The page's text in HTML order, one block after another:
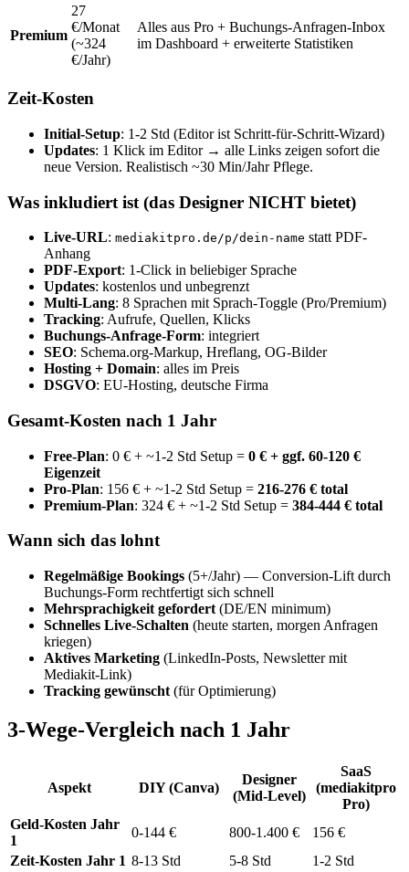
Premium
27
€/Monat
(~324
€/Jahr)
Alles aus Pro + Buchungs-Anfragen-Inbox
im Dashboard + erweiterte Statistiken
Zeit-Kosten
Initial-Setup: 1-2 Std (Editor ist Schritt-für-Schritt-Wizard)
Updates: 1 Klick im Editor → alle Links zeigen sofort die
neue Version. Realistisch ~30 Min/Jahr Pflege.
Was inkludiert ist (das Designer NICHT bietet)
Live-URL: mediakitpro.de/p/dein-name statt PDF-
Anhang
PDF-Export: 1-Click in beliebiger Sprache
Updates: kostenlos und unbegrenzt
Multi-Lang: 8 Sprachen mit Sprach-Toggle (Pro/Premium)
Tracking: Aufrufe, Quellen, Klicks
Buchungs-Anfrage-Form: integriert
SEO: Schema.org-Markup, Hreflang, OG-Bilder
Hosting + Domain: alles im Preis
DSGVO: EU-Hosting, deutsche Firma
Gesamt-Kosten nach 1 Jahr
Free-Plan: 0 € + ~1-2 Std Setup = 0 € + ggf. 60-120 €
Eigenzeit
Pro-Plan: 156 € + ~1-2 Std Setup = 216-276 € total
Premium-Plan: 324 € + ~1-2 Std Setup = 384-444 € total
Wann sich das lohnt
Regelmäßige Bookings (5+/Jahr) — Conversion-Lift durch
Buchungs-Form rechtfertigt sich schnell
Mehrsprachigkeit gefordert (DE/EN minimum)
Schnelles Live-Schalten (heute starten, morgen Anfragen
kriegen)
Aktives Marketing (LinkedIn-Posts, Newsletter mit
Mediakit-Link)
Tracking gewünscht (für Optimierung)
3-Wege-Vergleich nach 1 Jahr
Aspekt DIY (Canva)
Designer
(Mid-Level)
SaaS
(mediakitpro
Pro)
Geld-Kosten Jahr
1
0-144 € 800-1.400 €
156 €
Zeit-Kosten Jahr 1 8-13 Std 5-8 Std
1-2 Std